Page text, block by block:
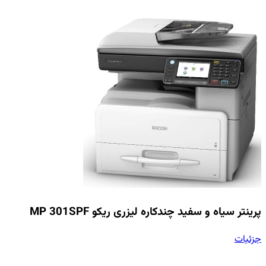
پرینتر سیاه و سفید چندکاره لیزری ریکو MP 301SPF
جزئیات